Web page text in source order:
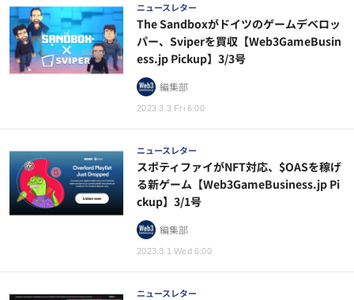
ニュースレター
2023.3.3 Fri 6:00
The Sandboxがドイツのゲームデベロッ
パー、Sviperを買収【Web3GameBusin
ess.jp Pickup】3/3号
編集部
ニュースレター
2023.3.1 Wed 6:00
スポティファイがNFT対応、$OASを稼げ
る新ゲーム【Web3GameBusiness.jp Pi
ckup】3/1号
編集部
ニュースレター